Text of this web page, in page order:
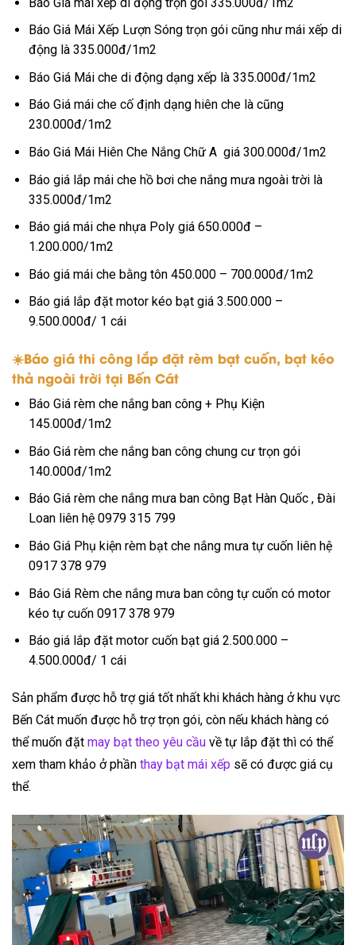
Báo Giá Mái Xếp Lượn Sóng trọn gói cũng như mái xếp di
động là 335.000đ/1m2
Báo Giá Mái che di động dạng xếp là 335.000đ/1m2
Báo Giá mái che cố định dạng hiên che là cũng
230.000đ/1m2
Báo Giá Mái Hiên Che Nắng Chữ A giá 300.000đ/1m2
Báo giá lắp mái che hồ bơi che nắng mưa ngoài trời là
335.000đ/1m2
Báo giá mái che nhựa Poly giá 650.000đ –
1.200.000/1m2
Báo giá mái che bằng tôn 450.000 – 700.000đ/1m2
Báo giá lắp đặt motor kéo bạt giá 3.500.000 –
9.500.000đ/ 1 cái
☀️Báo giá thi công lắp đặt rèm bạt cuốn, bạt kéo
thả ngoài trời tại Bến Cát
Báo Giá rèm che nắng ban công + Phụ Kiện
145.000đ/1m2
Báo Giá rèm che nắng ban công chung cư trọn gói
140.000đ/1m2
Báo Giá rèm che nắng mưa ban công Bạt Hàn Quốc , Đài
Loan liên hệ 0979 315 799
Báo Giá Phụ kiện rèm bạt che nắng mưa tự cuốn liên hệ
0917 378 979
Báo Giá Rèm che nắng mưa ban công tự cuốn có motor
kéo tự cuốn 0917 378 979
Báo giá lắp đặt motor cuốn bạt giá 2.500.000 –
4.500.000đ/ 1 cái
Sản phẩm được hỗ trợ giá tốt nhất khi khách hàng ở khu vực
Bến Cát muốn được hỗ trợ trọn gói, còn nếu khách hàng có
thể muốn đặt may bạt theo yêu cầu về tự lắp đặt thì có thể
xem tham khảo ở phần thay bạt mái xếp sẽ có được giá cụ
thể.